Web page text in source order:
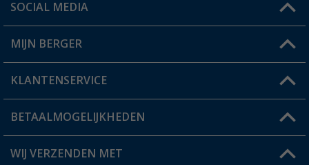
Een vraag?
Winkel vinden
SOCIAL MEDIA
MIJN BERGER
Mijn account
Status bestelling
KLANTENSERVICE
FAQ & Contact
Verzendinformatie
BETAALMOGELIJKHEDEN
WIJ VERZENDEN MET